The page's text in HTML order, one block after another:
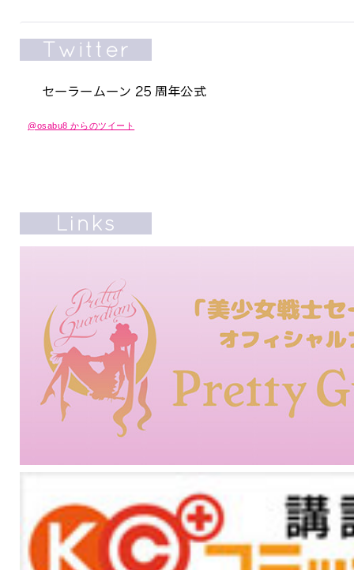
@osabu8 からのツイート